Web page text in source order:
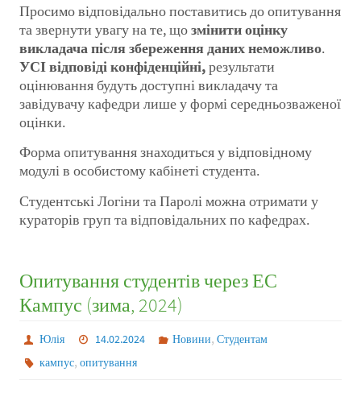
Просимо відповідально поставитись до опитування
та звернути увагу на те, щозмінити оцінку
викладача після збереження даних неможливо.
УСІ відповіді конфіденційні,результати
оцінювання будуть доступні викладачу та
завідувачу кафедри лише у формі середньозваженої
оцінки.
Форма опитування знаходиться у відповідному
модулі в особистому кабінеті студента.
Студентські Логіни та Паролі можна отримати у
кураторів груп та відповідальних по кафедрах.
Опитування студентів через ЕС
Кампус (зима, 2024)
Юлія 14.02.2024 Новини, Студентам
кампус,опитування